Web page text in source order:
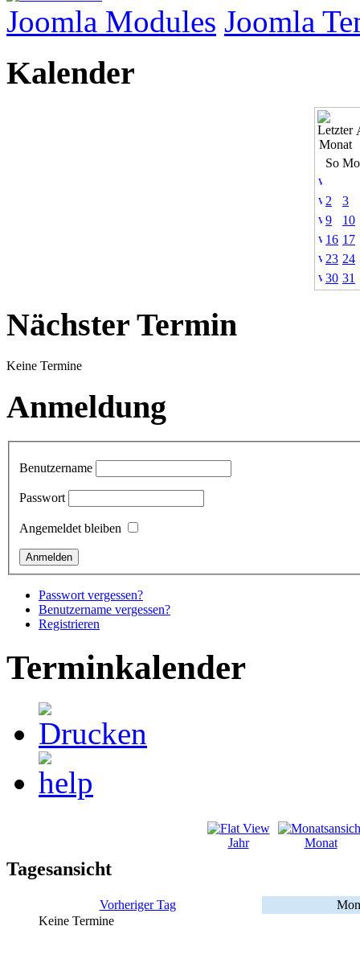
Joomla Modules Joomla
Kalender
So Mo
2
3
9
10
16 17
23 24
30 31
Nächster Termin
Keine Termine
Anmeldung
Benutzername
Passwort
Angemeldet bleiben
Passwort vergessen?
Benutzername vergessen?
Registrieren
Terminkalender
Jahr Monat
Tagesansicht
Vorheriger Tag
Keine Termine